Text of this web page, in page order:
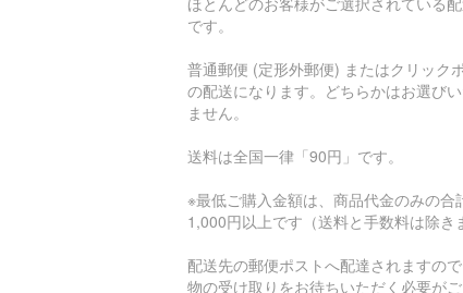
です。
普通郵便 (定形外郵便) またはクリック
の配送になります。どちらかはお選び
ません。
送料は全国一律「90円」です。
※最低ご購入金額は、商品代金のみの合
1,000円以上です（送料と手数料は除き
配送先の郵便ポストへ配達されますの
物の受け取りをお待ちいただく必要が